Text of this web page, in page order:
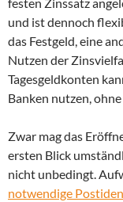
und ist dennoch
das Festgeld, eine
Nutzen der
Tagesgeldkonten
Banken nutzen,
Zwar mag das
ersten Blick
nicht unbedingt.
notwendige